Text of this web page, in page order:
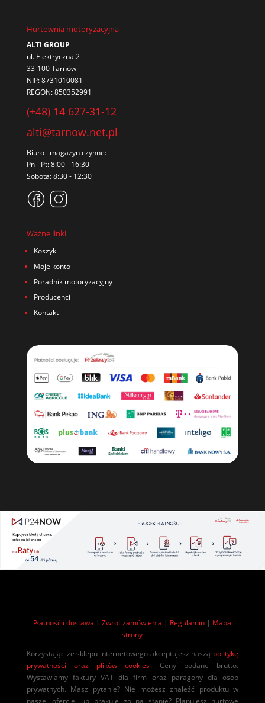
Hurtownia motoryzacyjna
ALTI GROUP
ul. Elektryczna 2
33-100 Tarnów
NIP: 8731010081
REGON: 850352991
(+48) 14 627-31-12
alti@tarnow.net.pl
Biuro i magazyn czynne:
Pn - Pt: 8:00 - 16:30
Sobota: 8:30 - 12:30
Ważne linki
Koszyk
Moje konto
Poradnik motoryzacyjny
Producenci
Kontakt
Płatność i dostawa |Zwrot zamówienia | Regulamin | Mapa
strony
Korzystając ze sklepu internetowego akceptujesz naszą politykę
prywatności oraz plików cookies. Ceny podane brutto.
Wystawiamy faktury VAT dla firm oraz paragony dla osób
prywatnych. Masz pytanie? Nie możesz znaleźć produktu w